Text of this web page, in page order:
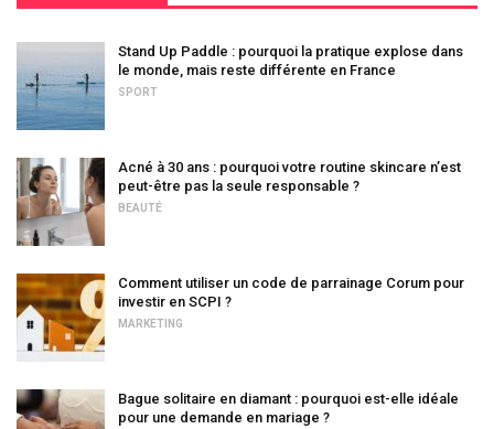
Stand Up Paddle : pourquoi la pratique explose dans
le monde, mais reste différente en France
SPORT
Acné à 30 ans : pourquoi votre routine skincare n’est
peut-être pas la seule responsable ?
BEAUTÉ
Comment utiliser un code de parrainage Corum pour
investir en SCPI ?
MARKETING
Bague solitaire en diamant : pourquoi est-elle idéale
pour une demande en mariage ?